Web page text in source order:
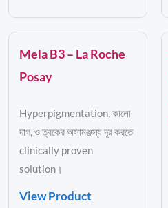
Mela B3 – La Roche
Posay
Hyperpigmentation, কালো
দাগ, ও ত্বকের অসামঞ্জস্য দূর করতে
clinically proven
solution।
View Product